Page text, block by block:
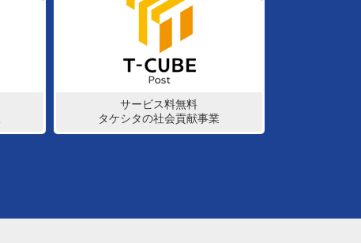
サービス料無料
タケシタの社会貢献事業